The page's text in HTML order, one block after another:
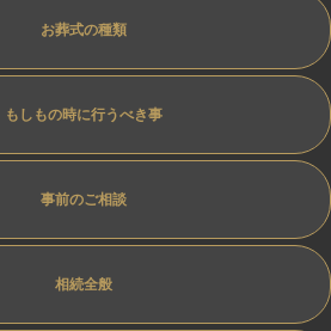
お葬式の種類
もしもの時に行うべき事
事前のご相談
相続全般